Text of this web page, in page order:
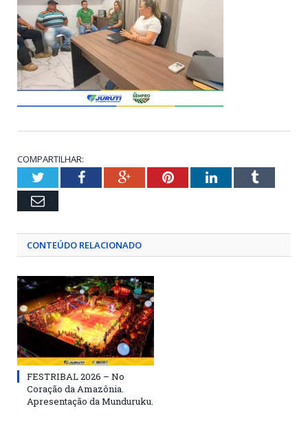
COMPARTILHAR:
TwitterFacebookGoogle+PinterestLinkedInTumblr
Email
CONTEÚDO RELACIONADO
FESTRIBAL 2026 – No
Coração da Amazônia.
Apresentação da Munduruku.